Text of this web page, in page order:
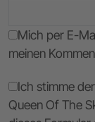
Mich per E-
meinen
Ich stimme
Queen Of The